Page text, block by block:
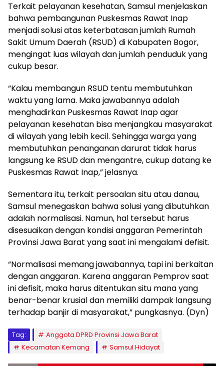
Terkait pelayanan kesehatan, Samsul menjelaskan
bahwa pembangunan Puskesmas Rawat Inap
menjadi solusi atas keterbatasan jumlah Rumah
Sakit Umum Daerah (RSUD) di Kabupaten Bogor,
mengingat luas wilayah dan jumlah penduduk yang
cukup besar.
“Kalau membangun RSUD tentu membutuhkan
waktu yang lama. Maka jawabannya adalah
menghadirkan Puskesmas Rawat Inap agar
pelayanan kesehatan bisa menjangkau masyarakat
di wilayah yang lebih kecil. Sehingga warga yang
membutuhkan penanganan darurat tidak harus
langsung ke RSUD dan mengantre, cukup datang ke
Puskesmas Rawat Inap,” jelasnya.
Sementara itu, terkait persoalan situ atau danau,
Samsul menegaskan bahwa solusi yang dibutuhkan
adalah normalisasi. Namun, hal tersebut harus
disesuaikan dengan kondisi anggaran Pemerintah
Provinsi Jawa Barat yang saat ini mengalami defisit.
“Normalisasi memang jawabannya, tapi ini berkaitan
dengan anggaran. Karena anggaran Pemprov saat
ini defisit, maka harus ditentukan situ mana yang
benar-benar krusial dan memiliki dampak langsung
terhadap banjir di masyarakat,” pungkasnya. (Dyn)
Tag:
Anggota DPRD Provinsi Jawa Barat
Kecamatan Kemang
Samsul Hidayat